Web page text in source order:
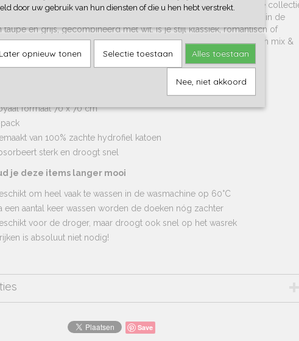
is ontwikkeld in samenwerking met AnneMarie Keizer. Deze
en klassiek, met een actueel en toch tijdloos design. Verkrijgbaar in de
taupe en grijs, gecombineerd met wit. Is je stijl klassiek, romantisch of
Laat je inspireren door de Meyco X Mrs. Keizer Louis collectie en mix &
alle items met elkaar.
formaat 70 x 70 cm
van 100% zachte hydrofiel katoen
sterk en droogt snel
je deze items langer mooi
om heel vaak te wassen in de wasmachine op 60°C
een aantal keer wassen worden de doeken nóg zachter
voor de droger, maar droogt ook snel op het wasrek
is absoluut niet nodig!
Save
door uw gebruik van hun diensten of die u hen hebt verstrekt.
Later opnieuw tonen Selectie toestaan Alles toestaan
Nee, niet akkoord